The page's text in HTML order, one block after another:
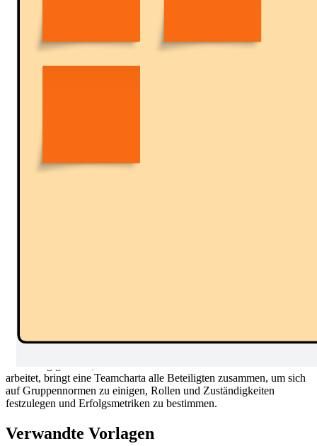
arbeitet, bringt eine Teamcharta alle Beteiligten zusammen, um sich
auf Gruppennormen zu einigen, Rollen und Zuständigkeiten
festzulegen und Erfolgsmetriken zu bestimmen.
Verwandte Vorlagen